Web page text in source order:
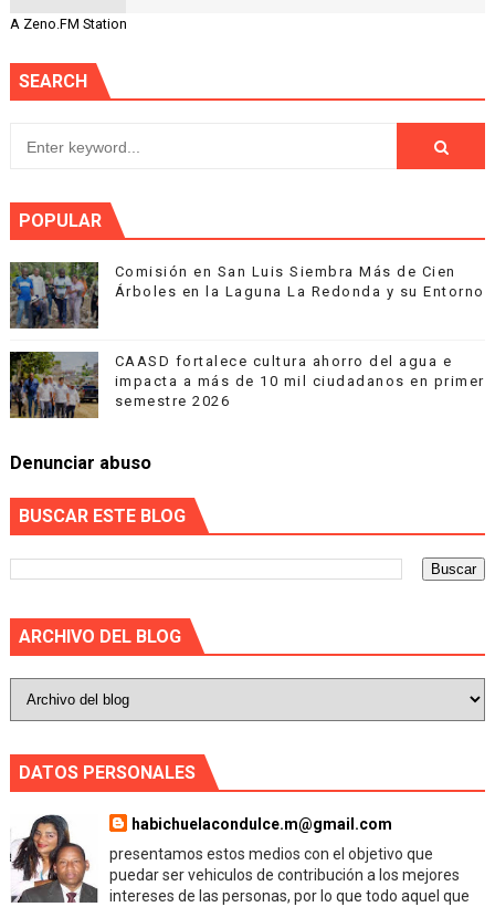
A Zeno.FM Station
SEARCH
POPULAR
Comisión en San Luis Siembra Más de Cien
Árboles en la Laguna La Redonda y su Entorno
CAASD fortalece cultura ahorro del agua e
impacta a más de 10 mil ciudadanos en primer
semestre 2026
Denunciar abuso
BUSCAR ESTE BLOG
ARCHIVO DEL BLOG
DATOS PERSONALES
habichuelacondulce.m@gmail.com
presentamos estos medios con el objetivo que
puedar ser vehiculos de contribución a los mejores
intereses de las personas, por lo que todo aquel que